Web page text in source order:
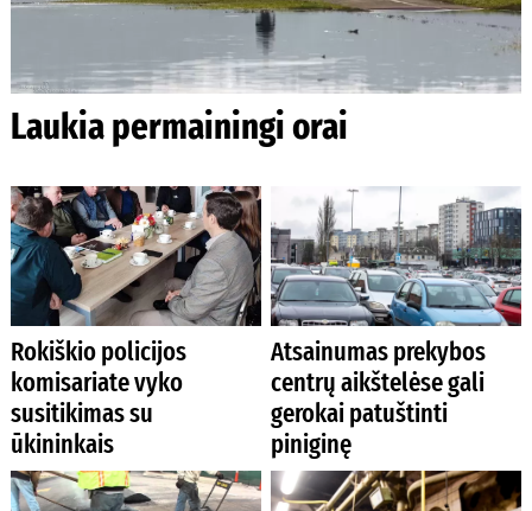
Laukia permainingi orai
Rokiškio policijos
komisariate vyko
susitikimas su
ūkininkais
Atsainumas prekybos
centrų aikštelėse gali
gerokai patuštinti
piniginę